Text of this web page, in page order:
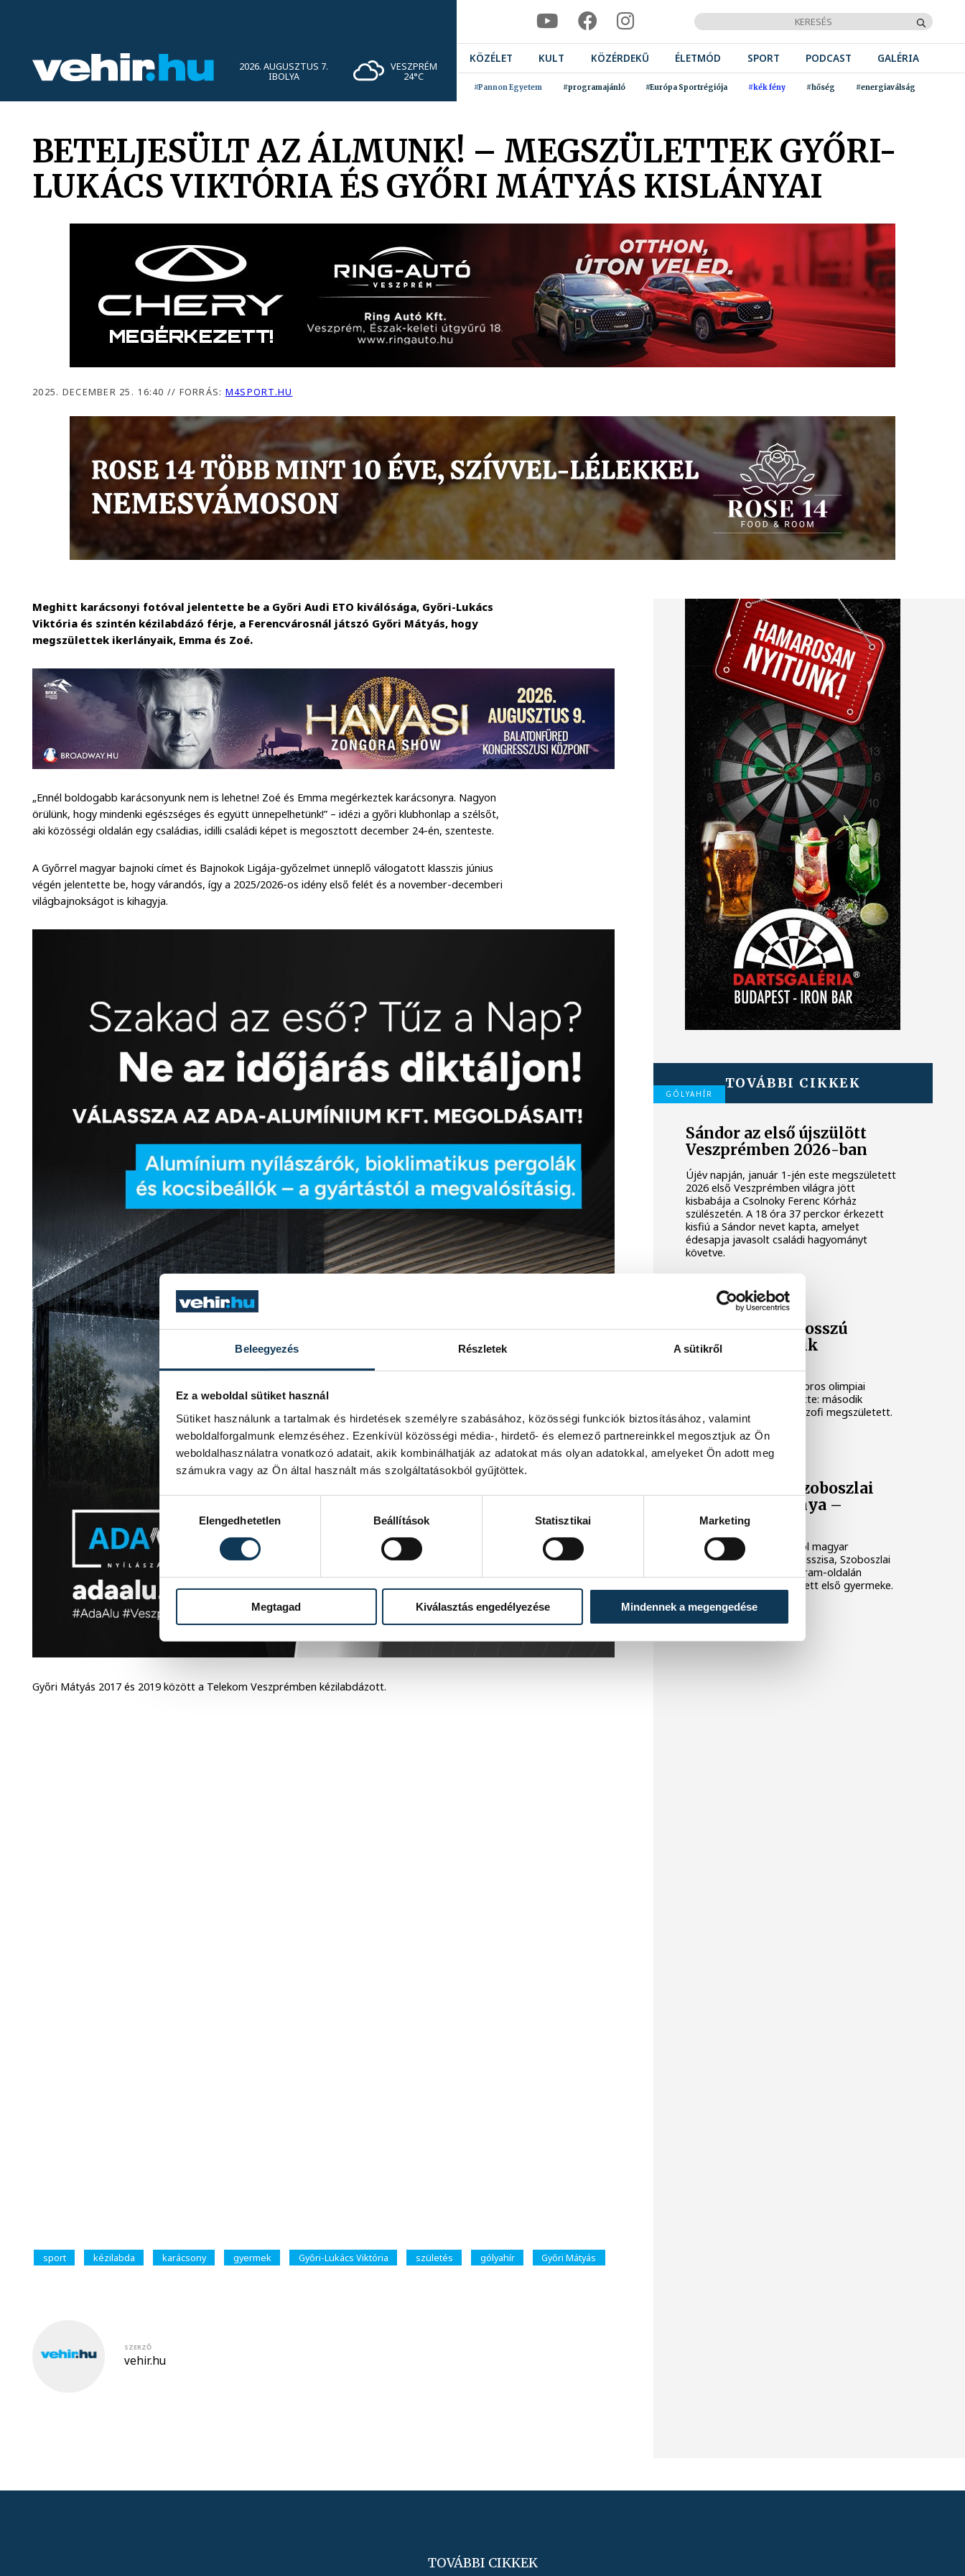
Beleegyezés Részletek A sütikről
Ez a weboldal sütiket használ
Sütiket használunk a tartalmak és hirdetések személyre szabásához, közösségi funkciók biztosításához, valamint
weboldalforgalmunk elemzéséhez. Ezenkívül közösségi média-, hirdető- és elemező partnereinkkel megosztjuk az Ön
weboldalhasználatra vonatkozó adatait, akik kombinálhatják az adatokat más olyan adatokkal, amelyeket Ön adott meg
számukra vagy az Ön által használt más szolgáltatásokból gyűjtöttek.
Elengedhetetlen
Beállítások Statisztikai Marketing
Megtagad Kiválasztás engedélyezése Mindennek a megengedése
2026. AUGUSZTUS 7.
IBOLYA
VESZPRÉM
24°C
KÖZÉLET KULT KÖZÉRDEKŰ ÉLETMÓD SPORT PODCAST GALÉRIA
#Pannon Egyetem #programajánló #Európa Sportrégiója #kék fény #hőség #energiaválság
BETELJESÜLT AZ ÁLMUNK! – MEGSZÜLETTEK GYŐRI-
LUKÁCS VIKTÓRIA ÉS GYŐRI MÁTYÁS KISLÁNYAI
2025. DECEMBER 25. 16:40 // FORRÁS: M4SPORT.HU
Meghitt karácsonyi fotóval jelentette be a Győri Audi ETO kiválósága, Győri-Lukács
Viktória és szintén kézilabdázó férje, a Ferencvárosnál játszó Győri Mátyás, hogy
megszülettek ikerlányaik, Emma és Zoé.
„Ennél boldogabb karácsonyunk nem is lehetne! Zoé és Emma megérkeztek karácsonyra. Nagyon
örülünk, hogy mindenki egészséges és együtt ünnepelhetünk!” – idézi a győri klubhonlap a szélsőt,
aki közösségi oldalán egy családias, idilli családi képet is megosztott december 24-én, szenteste.
A Győrrel magyar bajnoki címet és Bajnokok Ligája-győzelmet ünneplő válogatott klasszis június
végén jelentette be, hogy várandós, így a 2025/2026-os idény első felét és a november-decemberi
világbajnokságot is kihagyja.
Győri Mátyás 2017 és 2019 között a Telekom Veszprémben kézilabdázott.
sport kézilabda karácsony gyermek Győri-Lukács Viktória születés gólyahír Győri Mátyás
SZERZŐ
vehir.hu
TOVÁBBI CIKKEK
GÓLYAHÍR
Sándor az első újszülött
Veszprémben 2026-ban
Újév napján, január 1-jén este megszületett
2026 első Veszprémben világra jött
kisbabája a Csolnoky Ferenc Kórház
szülészetén. A 18 óra 37 perckor érkezett
kisfiú a Sándor nevet kapta, amelyet
édesapja javasolt családi hagyományt
követve.
Megszületett Hosszú
Katinka második
Hosszú Katinka háromszoros olimpiai
bajnok úszónő bejelentette: második
gyermekük, egy kislány, Szofi megszületett.
SZOBOSZLAI DOMINIK
Megszületett Szoboszlai
Dominik kislánya –
fotóval
Az angol bajnok Liverpool magyar
válogatott labdarúgó-klasszisa, Szoboszlai
Dominik hivatalos Instagram-oldalán
tudatta, hogy megszületett első gyermeke.
TOVÁBBI CIKKEK